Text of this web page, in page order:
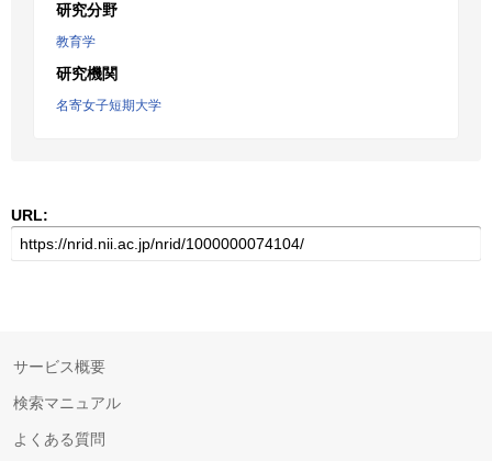
研究分野
教育学
研究機関
名寄女子短期大学
URL:
サービス概要
検索マニュアル
よくある質問